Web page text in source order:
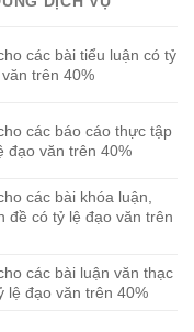
các bài tiểu luận có tỷ
trên 40%
các báo cáo thực tập
đạo văn trên 40%
các bài khóa luận,
đề có tỷ lệ đạo văn trên
các bài luận văn thạc
lệ đạo văn trên 40%